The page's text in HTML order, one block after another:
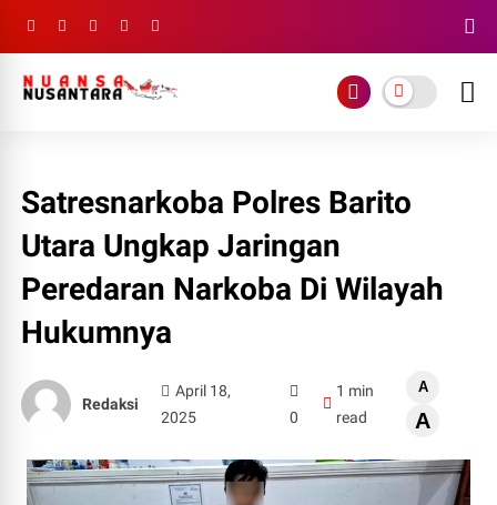
Satresnarkoba Polres Barito
Utara Ungkap Jaringan
Peredaran Narkoba Di Wilayah
Hukumnya
Redaksi
April 18,
2025
0
1 min
read
A
A